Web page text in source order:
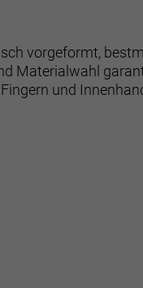
vorgeformt,
Materialwahl
und